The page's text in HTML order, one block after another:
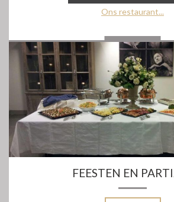
Ons restaurant...
FEESTEN EN